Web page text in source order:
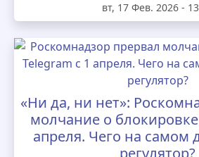
вт, 17 Фев. 2026 -
«Ни да, ни нет»:
молчание о блокировке
апреля. Чего на самом